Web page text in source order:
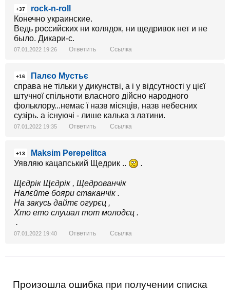
+37
rock-n-roll
Конечно украинские.
Ведь российских ни колядок, ни щедривок нет и не
было. Дикари-с.
07.01.2022 19:26 Ответить Ссылка
+16
Палєо Мустьє
справа не тільки у дикунстві, а і у відсутності у цієї
штучної спільноти власного дійсно народного
фольклору...немає ї назв місяців, назв небесних
сузірь. а існуючі - лише калька з латини.
07.01.2022 19:35 Ответить Ссылка
+13
Maksim Perepelitca
Уявляю кацапський Щедрик ..
.
Щєдрік Щєдрік , Щедрованчік
Налєйте бояри стаканчік .
На закусь дайтє огурєц ,
Хто ето слушал тот молодєц .
.
07.01.2022 19:40 Ответить Ссылка
Произошла ошибка при получении списка